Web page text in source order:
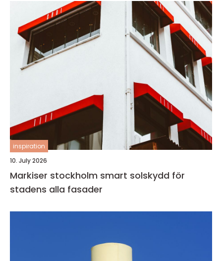
inspiration
10. July 2026
Markiser stockholm smart solskydd för
stadens alla fasader